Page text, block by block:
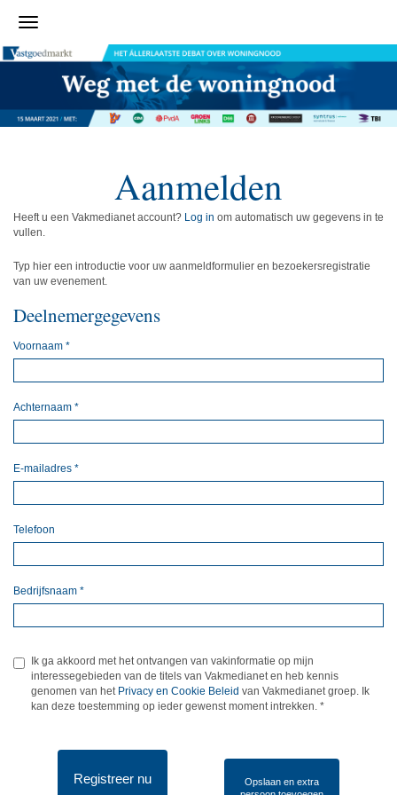
Aanmelden
Heeft u een Vakmedianet account? Log in om automatisch uw gegevens in te
vullen.
Typ hier een introductie voor uw aanmeldformulier en bezoekersregistratie
van uw evenement.
Deelnemergegevens
Voornaam *
Achternaam *
E-mailadres *
Telefoon
Bedrijfsnaam *
Ik ga akkoord met het ontvangen van vakinformatie op mijn
interessegebieden van de titels van Vakmedianet en heb kennis
genomen van het Privacy en Cookie Beleid van Vakmedianet groep. Ik
kan deze toestemming op ieder gewenst moment intrekken. *
Registreer nu
Opslaan en extra